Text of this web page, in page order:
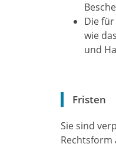
Die
wie
und
Fristen
Sie sind
Rechtsform